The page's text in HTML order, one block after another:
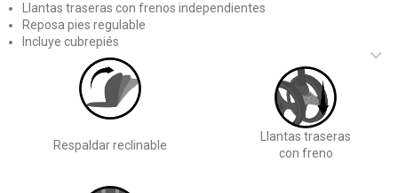
Llantas traseras con frenos independientes
Reposa pies regulable
Incluye cubrepiés
Respaldar reclinable
Llantas traseras
con freno